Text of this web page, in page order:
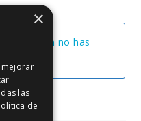
aún no has
×
mejorar
las
de